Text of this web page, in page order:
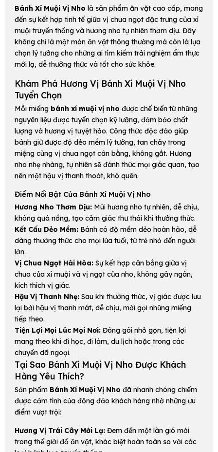
Bánh Xí Muội Vị Nho là sản phẩm ăn vặt cao cấp, mang
đến sự kết hợp tinh tế giữa vị chua ngọt đặc trưng của xí
muội truyền thống và hương nho tự nhiên thơm dịu. Đây
không chỉ là một món ăn vặt thông thường mà còn là lựa
chọn lý tưởng cho những ai tìm kiếm trải nghiệm ẩm thực
mới lạ, dễ thưởng thức và tốt cho sức khỏe.
Khám Phá Hương Vị Bánh Xí Muội Vị Nho
Tuyển Chọn
Mỗi miếng bánh xí muội vị nho được chế biến từ những
nguyên liệu được tuyển chọn kỹ lưỡng, đảm bảo chất
lượng và hương vị tuyệt hảo. Công thức độc đáo giúp
bánh giữ được độ dẻo mềm lý tưởng, tan chảy trong
miệng cùng vị chua ngọt cân bằng, không gắt. Hương
nho nhẹ nhàng, tự nhiên sẽ đánh thức mọi giác quan, tạo
nên một hậu vị thanh thoát, khó quên.
Điểm Nổi Bật Của Bánh Xí Muội Vị Nho
Hương Nho Thơm Dịu: Mùi hương nho tự nhiên, dễ chịu,
không quá nồng, tạo cảm giác thư thái khi thưởng thức.
Kết Cấu Dẻo Mềm: Bánh có độ mềm dẻo hoàn hảo, dễ
dàng thưởng thức cho mọi lứa tuổi, từ trẻ nhỏ đến người
lớn.
Vị Chua Ngọt Hài Hòa: Sự kết hợp cân bằng giữa vị
chua của xí muội và vị ngọt của nho, không gây ngán,
kích thích vị giác.
Hậu Vị Thanh Nhẹ: Sau khi thưởng thức, vị giác được lưu
lại bởi hậu vị thanh mát, dễ chịu, mời gọi những miếng
tiếp theo.
Tiện Lợi Mọi Lúc Mọi Nơi: Đóng gói nhỏ gọn, tiện lợi
mang theo khi đi học, đi làm, du lịch hoặc trong các
chuyến dã ngoại.
Tại Sao Bánh Xí Muội Vị Nho Được Khách
Hàng Yêu Thích?
Sản phẩm Bánh Xí Muội Vị Nho đã nhanh chóng chiếm
được cảm tình của đông đảo khách hàng nhờ những ưu
điểm vượt trội:
Hương Vị Trái Cây Mới Lạ: Đem đến một làn gió mới
trong thế giới đồ ăn vặt, khác biệt hoàn toàn so với các